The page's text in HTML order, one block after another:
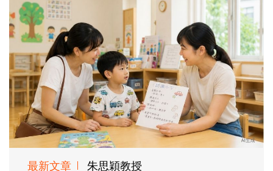
最新文章 朱思穎教授